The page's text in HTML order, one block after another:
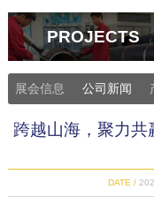
PROJECTS
展会信息 公司新闻
跨越山海，聚力共
DATE /